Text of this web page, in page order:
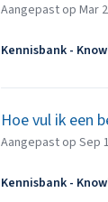
Aangepast op Mar
Kennisbank -
Hoe vul ik een
Aangepast op Sep
Kennisbank -